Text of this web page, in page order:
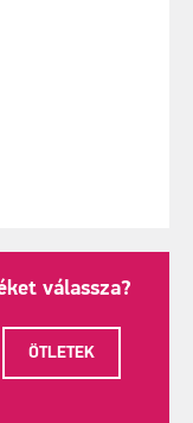
válassza?
ÖTLETEK